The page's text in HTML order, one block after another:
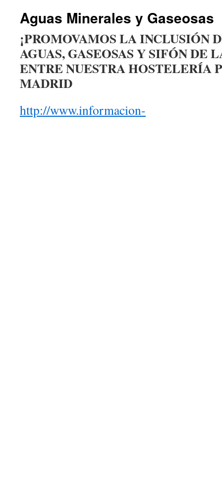
Aguas Minerales y Gaseosas
¡PROMOVAMOS LA INCLUSIÓN
AGUAS, GASEOSAS Y SIFÓN DE
ENTRE NUESTRA HOSTELERÍA
MADRID
http://www.informacion-